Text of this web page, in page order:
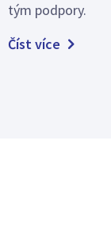
tým podpory.
Číst více